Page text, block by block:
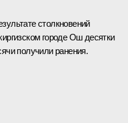
столкновений
городе Ош десятки
получили ранения.